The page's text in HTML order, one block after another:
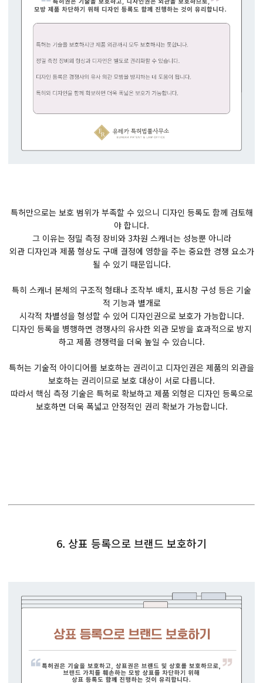
특허만으로는 보호 범위가 부족할 수 있으니 디자인 등록도 함께 검토해
야 합니다.
그 이유는 정밀 측정 장비와 3차원 스캐너는 성능뿐 아니라
외관 디자인과 제품 형상도 구매 결정에 영향을 주는 중요한 경쟁 요소가
될 수 있기 때문입니다.
특히 스캐너 본체의 구조적 형태나 조작부 배치, 표시창 구성 등은 기술
적 기능과 별개로
시각적 차별성을 형성할 수 있어 디자인권으로 보호가 가능합니다.
디자인 등록을 병행하면 경쟁사의 유사한 외관 모방을 효과적으로 방지
하고 제품 경쟁력을 더욱 높일 수 있습니다.
특허는 기술적 아이디어를 보호하는 권리이고 디자인권은 제품의 외관을
보호하는 권리이므로 보호 대상이 서로 다릅니다.
따라서 핵심 측정 기술은 특허로 확보하고 제품 외형은 디자인 등록으로
보호하면 더욱 폭넓고 안정적인 권리 확보가 가능합니다.
6. 상표 등록으로 브랜드 보호하기